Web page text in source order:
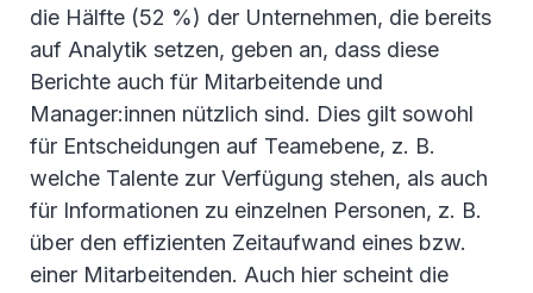
die Hälfte (52 %) der Unternehmen, die bereits
auf Analytik setzen, geben an, dass diese
Berichte auch für Mitarbeitende und
Manager:innen nützlich sind. Dies gilt sowohl
für Entscheidungen auf Teamebene, z. B.
welche Talente zur Verfügung stehen, als auch
für Informationen zu einzelnen Personen, z. B.
über den effizienten Zeitaufwand eines bzw.
einer Mitarbeitenden. Auch hier scheint die